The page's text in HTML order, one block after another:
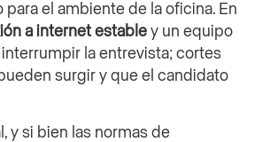
el ambiente de la oficina. En
a internet estable y un equipo
la entrevista; cortes
surgir y que el candidato
y si bien las normas de